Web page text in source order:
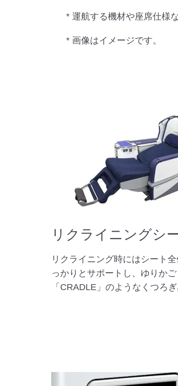
* 運航する機材や座席仕様
* 画像はイメージです。
リクライニングシ
リクライニング時にはシート
っかりとサポートし、ゆりかご
「CRADLE」のようなくつろ